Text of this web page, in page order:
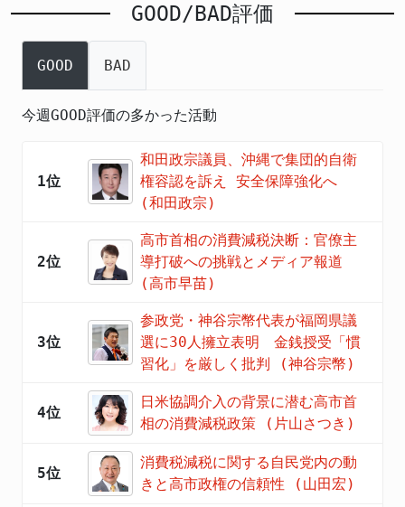
GOOD/BAD評価
GOOD BAD
今週GOOD評価の多かった活動
1位
和田政宗議員、沖縄で集団的自衛
権容認を訴え 安全保障強化へ
(和田政宗)
2位
高市首相の消費減税決断：官僚主
導打破への挑戦とメディア報道
(高市早苗)
3位
参政党・神谷宗幣代表が福岡県議
選に30人擁立表明 金銭授受「慣
習化」を厳しく批判 (神谷宗幣)
4位
日米協調介入の背景に潜む高市首
相の消費減税政策 (片山さつき)
5位
消費税減税に関する自民党内の動
きと高市政権の信頼性 (山田宏)